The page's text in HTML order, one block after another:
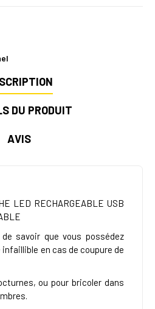
DU PRODUIT
AVIS
LED RECHARGEABLE USB
savoir que vous possédez
en cas de coupure de
ou pour bricoler dans